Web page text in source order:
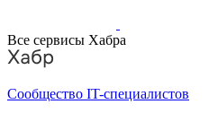
Все сервисы Хабра
Сообщество IT-специалистов